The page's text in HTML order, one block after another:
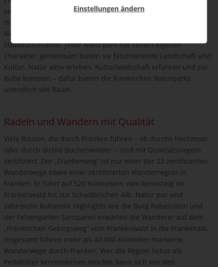
seine Wein- berge bekannt ist, oder die Rhön mit ihrer
malerischen Landschaft. Eindrucksvoll zeigt sich auch der
Natur- park Altmühltal – einer der sonnenreichsten Flecken
Süddeutschlands. Jeder Naturpark hat seinen eigenen
Charakter, gemeinsam bieten sie faszinierende Landschaft und
Kultur. Natur aktiv erleben, Kulturlandschaft erfahren und zur
Ruhe kommen – dafür bieten die fränkischen Naturparks
unendlich viel Raum.
Radeln und Wandern mit Qualität
Viele Routen, die durch Franken führen – ob durchs Hochmoor
oder durch dichte Buchenwälder – sind mit Qualitätssiegeln
zertifiziert. Der „Frankenweg“ ist nur einer der 23 zertifizierten
Wanderwege sowie einer zertifizierten Wanderregion in
Franken. Er führt auf 520 Kilometern vom Rennsteig im
Frankenwald bis zur Schwäbischen Alb. Natur pur und
zahlreiche kulturelle Highlights wie die Burg Rabenstein und
der Felsengarten Sanspareil erwarten die Wanderer auf dem
„Fränkischen Gebirgsweg“ vom Frankenwald in die Frankenalb.
Insgesamt führen mehr als 40.000 Kilometer markierte
Wanderwege durch Franken. Wer die Region lieber als
Pedalritter kennenlernen möchte, kann sich von den
Einstellungen ändern